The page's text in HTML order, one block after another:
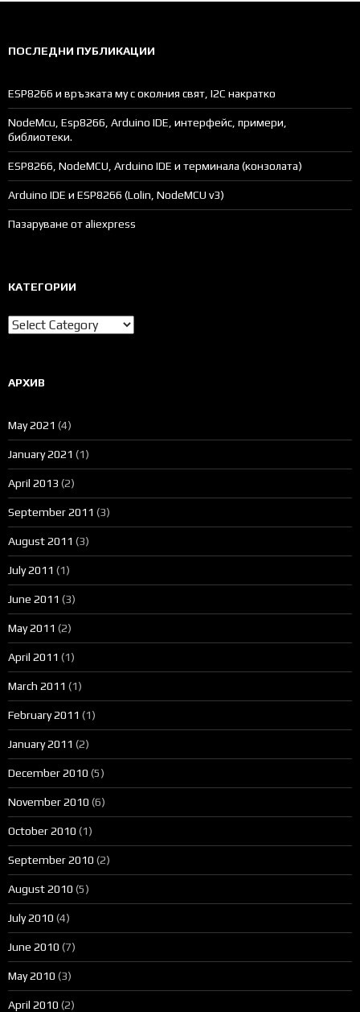
ПОСЛЕДНИ ПУБЛИКАЦИИ
ESP8266 и връзката му с околния свят, I2C накратко
NodeMcu, Esp8266, Arduino IDE, интерфейс, примери,
библиотеки.
ESP8266, NodeMCU, Arduino IDE и терминала (конзолата)
Arduino IDE и ESP8266 (Lolin, NodeMCU v3)
Пазаруване от aliexpress
КАТЕГОРИИ
Категории
АРХИВ
May 2021 (4)
January 2021 (1)
April 2013 (2)
September 2011 (3)
August 2011 (3)
July 2011 (1)
June 2011 (3)
May 2011 (2)
April 2011 (1)
March 2011 (1)
February 2011 (1)
January 2011 (2)
December 2010 (5)
November 2010 (6)
October 2010 (1)
September 2010 (2)
August 2010 (5)
July 2010 (4)
June 2010 (7)
May 2010 (3)
April 2010 (2)